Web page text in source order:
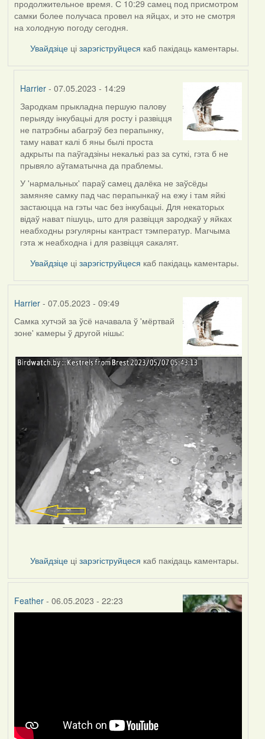
продолжительное время. С 10:29 самец под присмотром
самки более получаса провел на яйцах, и это не смотря
на холодную погоду сегодня.
Увайдзіце цізарэгіструйцеся каб пакідаць каментары.
Harrier - 07.05.2023 - 14:29
In
reply
to
by
ZNR
Зародкам прыкладна першую палову
перыяду інкубацыі для росту і развіцця
не патрэбны абагрэў без перапынку,
таму нават калі б яны былі проста
адкрыты па паўгадзіны некалькі раз за суткі, гэта б не
прывяло аўтаматычна да праблемы.
У 'нармальных' параў самец далёка не заўсёды
замяняе самку пад час перапынкаў на ежу і там яйкі
застаюцца на гэты час без інкубацыі. Для некаторых
відаў нават пішуць, што для развіцця зародкаў у яйках
неабходны рэгулярны кантраст тэмператур. Магчыма
гэта ж неабходна і для развіцця сакалят.
Увайдзіце цізарэгіструйцеся каб пакідаць каментары.
Harrier- 07.05.2023 - 09:49
Самка хутчэй за ўсё начавала ў 'мёртвай
зоне' камеры ў другой нішы:
Увайдзіце цізарэгіструйцеся каб пакідаць каментары.
Feather- 06.05.2023 - 22:23